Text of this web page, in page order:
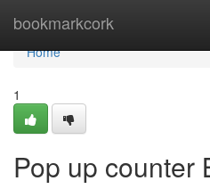
bookmarkcork
Home
Home
1
Pop up counter